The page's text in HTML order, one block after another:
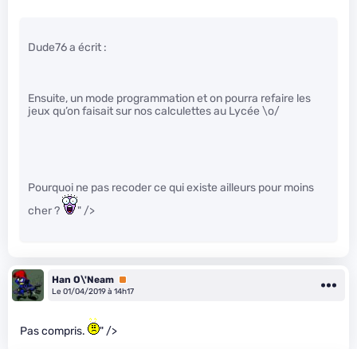
Dude76 a écrit :
Ensuite, un mode programmation et on pourra refaire les
jeux qu’on faisait sur nos calculettes au Lycée \o/
Pourquoi ne pas recoder ce qui existe ailleurs pour moins
cher ?
" />
Han O\'Neam Premium
Le 01/04/2019 à 14h17
Pas compris. " />